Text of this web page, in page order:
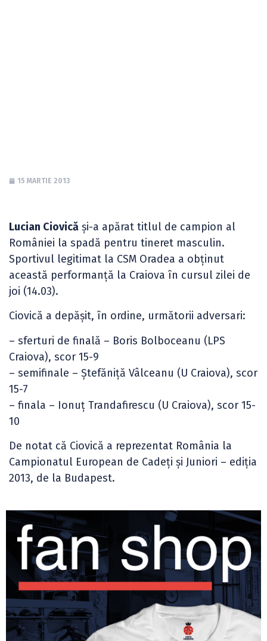
15 MARTIE 2013
Lucian Ciovică și-a apărat titlul de campion al
României la spadă pentru tineret masculin.
Sportivul legitimat la CSM Oradea a obținut
această performanță la Craiova în cursul zilei de
joi (14.03).
Ciovică a depășit, în ordine, următorii adversari:
– sferturi de finală – Boris Bolboceanu (LPS
Craiova), scor 15-9
– semifinale – Ștefăniță Vâlceanu (U Craiova), scor
15-7
– finala – Ionuț Trandafirescu (U Craiova), scor 15-
10
De notat că Ciovică a reprezentat România la
Campionatul European de Cadeți și Juniori – ediția
2013, de la Budapest.